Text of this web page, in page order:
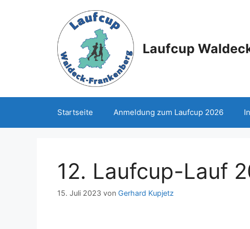
Laufcup
Startseite Anmeldung zum Laufcup 2026
12. Laufcup-Lauf
15. Juli 2023 von Gerhard Kupjetz